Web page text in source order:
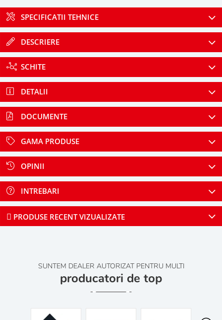
SPECIFICATII TEHNICE
DESCRIERE
SCHITE
DETALII
DOCUMENTE
GAMA PRODUSE
OPINII
INTREBARI
PRODUSE RECENT VIZUALIZATE
SUNTEM DEALER AUTORIZAT PENTRU MULTI
producatori de top